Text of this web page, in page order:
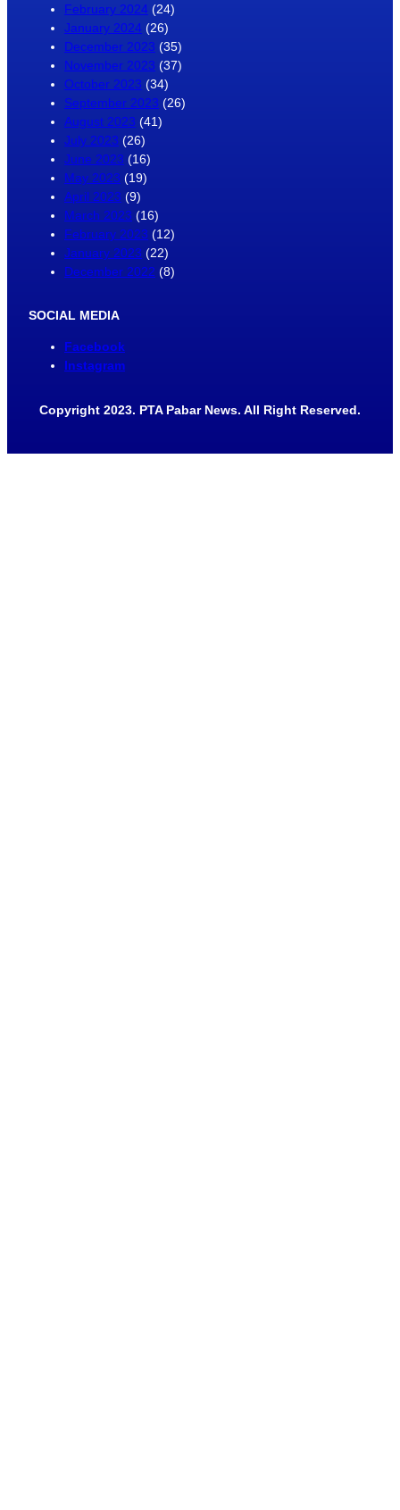
February 2024 (24)
January 2024 (26)
December 2023 (35)
November 2023 (37)
October 2023 (34)
September 2023 (26)
August 2023 (41)
July 2023 (26)
June 2023 (16)
May 2023 (19)
April 2023 (9)
March 2023 (16)
February 2023 (12)
January 2023 (22)
December 2022 (8)
SOCIAL MEDIA
Facebook
Instagram
Copyright 2023. PTA Pabar News. All Right Reserved.